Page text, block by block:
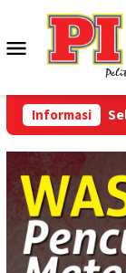
konten
Menu
Mobile
Informasi